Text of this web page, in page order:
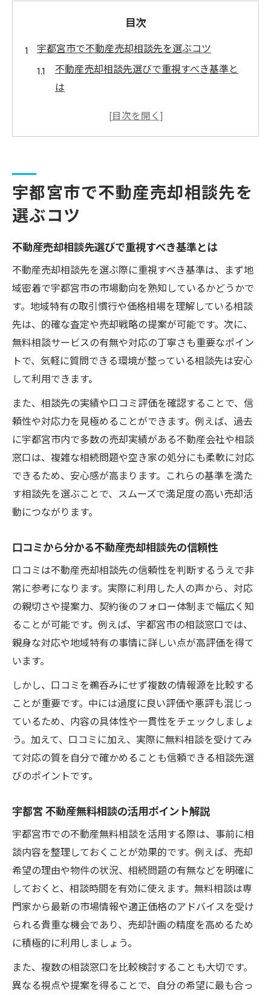
目次
宇都宮市で不動産売却相談先を選ぶコツ
不動産売却相談先選びで重視すべき基準と
は
口コミから分かる不動産売却相談先の信頼
トラブル回避に役立つ相談窓口の見極め方
無料相談を活用した不動産売却の流れ解説
無料相談で明確になる売却までの流れと準
備
宇都宮 不動産無料相談で進める売却プラン
の作成法
不動産売却に無料相談を使うメリットと注
意点
売却相談先選びから成約までの流れを知ろ
う
相続や空き家売却に役立つ相談窓口一覧
相続や空き家の不動産売却に強い相談窓口
宇都宮の不動産相談センター活用術まとめ
不動産売却相談先の特徴と選び方のポイン
ト
相続相談に強い無料窓口への相談の流れ
信頼できる不動産売却相談先の見極め方
不動産売却で信頼できる相談先の判断基準
栃木県宅建協会名簿の活用と見極めポイン
ト
相談先の対応力と専門性を比較する方法
不動産相談センターのメリットと注意点紹
安心の不動産売却相談先を選ぶチェック法
初めての不動産売却に安心な無料窓口活用術
初めてでも安心な不動産売却無料相談の利
用法
不動産無料相談会で得られる具体的なアド
バイス
宇都宮 不動産売却の相談先を比較するコツ
無料相談で解消できる不動産売却の悩みと
は
初めての売却でも失敗しない相談窓口活用
術
不動産トラブル時に頼れる相談先の選び方
不動産売却時トラブルの相談先を選ぶポイ
ント
消費者センター利用で解決する売却トラブ
ル
宇都宮市で不動産売却相談先を
選ぶコツ
不動産売却相談先選びで重視すべき基準とは
不動産売却相談先を選ぶ際に重視すべき基準は、まず地
域密着で宇都宮市の市場動向を熟知しているかどうかで
す。地域特有の取引慣行や価格相場を理解している相談
先は、的確な査定や売却戦略の提案が可能です。次に、
無料相談サービスの有無や対応の丁寧さも重要なポイン
トで、気軽に質問できる環境が整っている相談先は安心
して利用できます。
また、相談先の実績や口コミ評価を確認することで、信
頼性や対応力を見極めることができます。例えば、過去
に宇都宮市内で多数の売却実績がある不動産会社や相談
窓口は、複雑な相続問題や空き家の処分にも柔軟に対応
できるため、安心感が高まります。これらの基準を満た
す相談先を選ぶことで、スムーズで満足度の高い売却活
動につながります。
口コミから分かる不動産売却相談先の信頼性
口コミは不動産売却相談先の信頼性を判断するうえで非
常に参考になります。実際に利用した人の声から、対応
の親切さや提案力、契約後のフォロー体制まで幅広く知
ることが可能です。例えば、宇都宮市の相談窓口では、
親身な対応や地域特有の事情に詳しい点が高評価を得て
います。
しかし、口コミを鵜呑みにせず複数の情報源を比較する
ことが重要です。中には過度に良い評価や悪評も混じっ
ているため、内容の具体性や一貫性をチェックしましょ
う。加えて、口コミに加え、実際に無料相談を受けてみ
て対応の質を自分で確かめることも信頼できる相談先選
びのポイントです。
宇都宮 不動産無料相談の活用ポイント解説
宇都宮市での不動産無料相談を活用する際は、事前に相
談内容を整理しておくことが効果的です。例えば、売却
希望の理由や物件の状況、相続問題の有無などを明確に
しておくと、相談時間を有効に使えます。無料相談は専
門家から最新の市場情報や適正価格のアドバイスを受け
られる貴重な機会であり、売却計画の精度を高めるため
に積極的に利用しましょう。
また、複数の相談窓口を比較検討することも大切です。
異なる視点や提案を得ることで、自分の希望に最も合っ